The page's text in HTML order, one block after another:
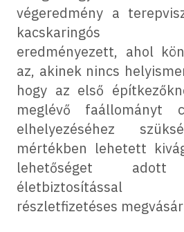
végeredmény a
kacskaringós
eredményezett, ahol
az, akinek nincs
hogy az első
meglévő faállományt
elhelyezéséhez
mértékben lehetett
lehetőséget
életbiztosítással
részletfizetéses